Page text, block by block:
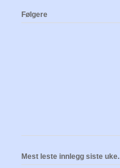
Følgere
Mest leste innlegg siste uke.